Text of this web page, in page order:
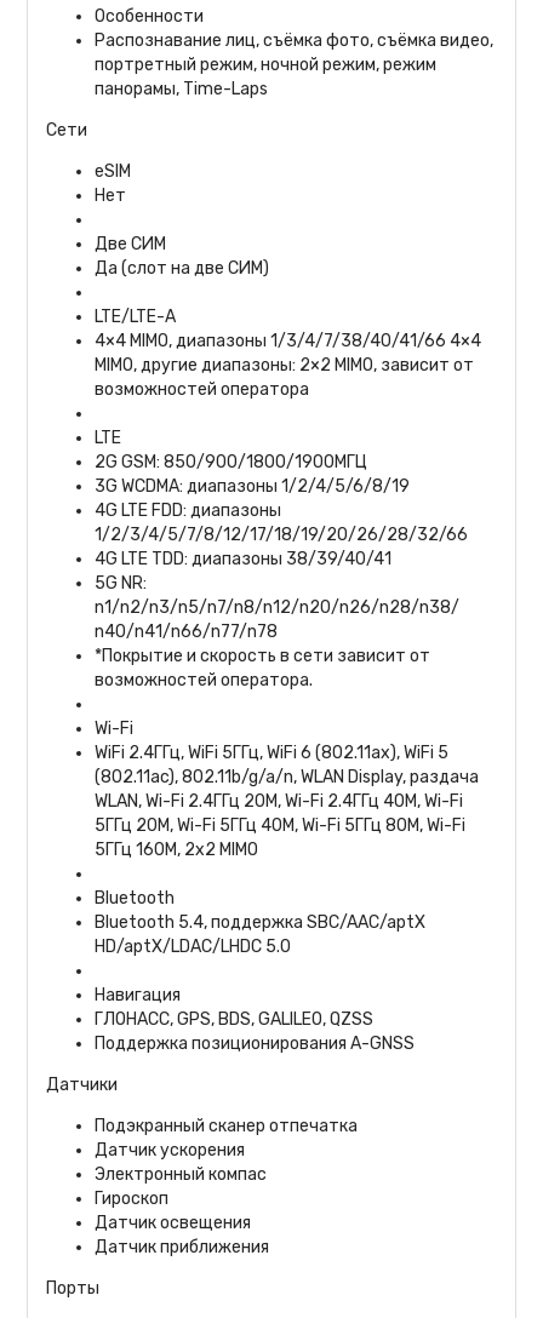
Особенности
Распознавание лиц, съёмка фото, съёмка видео,
портретный режим, ночной режим, режим
панорамы, Time-Laps
Сети
eSIM
Нет
Две СИМ
Да (слот на две СИМ)
LTE/LTE-A
4×4 MIMO, диапазоны 1/3/4/7/38/40/41/66 4×4
MIMO, другие диапазоны: 2×2 MIMO, зависит от
возможностей оператора
LTE
2G GSM: 850/900/1800/1900МГЦ
3G WCDMA: диапазоны 1/2/4/5/6/8/19
4G LTE FDD: диапазоны
1/2/3/4/5/7/8/12/17/18/19/20/26/28/32/66
4G LTE TDD: диапазоны 38/39/40/41
5G NR:
n1/n2/n3/n5/n7/n8/n12/n20/n26/n28/n38/
n40/n41/n66/n77/n78
*Покрытие и скорость в сети зависит от
возможностей оператора.
Wi-Fi
WiFi 2.4ГГц, WiFi 5ГГц, WiFi 6 (802.11ax), WiFi 5
(802.11ac), 802.11b/g/a/n, WLAN Display, раздача
WLAN, Wi-Fi 2.4ГГц 20M, Wi-Fi 2.4ГГц 40M, Wi-Fi
5ГГц 20M, Wi-Fi 5ГГц 40M, Wi-Fi 5ГГц 80M, Wi-Fi
5ГГц 160M, 2x2 MIMO
Bluetooth
Bluetooth 5.4, поддержка SBC/AAC/aptX
HD/aptX/LDAC/LHDC 5.0
Навигация
ГЛОНАСС, GPS, BDS, GALILEO, QZSS
Поддержка позиционирования A-GNSS
Датчики
Подэкранный сканер отпечатка
Датчик ускорения
Электронный компас
Гироскоп
Датчик освещения
Датчик приближения
Порты